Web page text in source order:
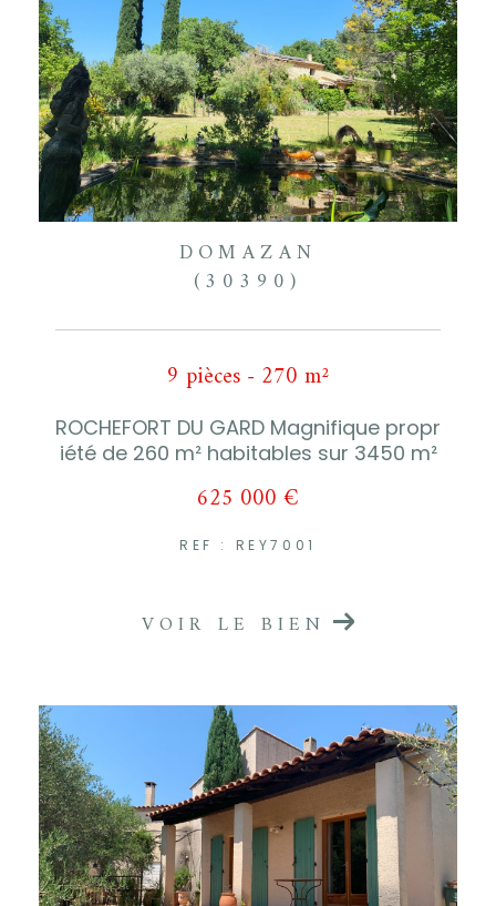
DOMAZAN
(30390)
9 pièces - 270 m²
ROCHEFORT DU GARD Magnifique propr
iété de 260 m² habitables sur 3450 m²
625 000 €
REF : REY7001
VOIR LE BIEN